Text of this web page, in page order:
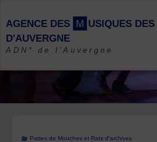
content
AGENCE DES M USIQUES DES
D'AUVERGNE
ADN* de l'Auvergne
Pattes de Mouches et Rats d'archives